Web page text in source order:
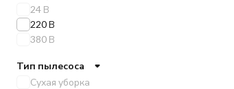
24 В
220 В
380 В
Тип пылесоса
Сухая уборка